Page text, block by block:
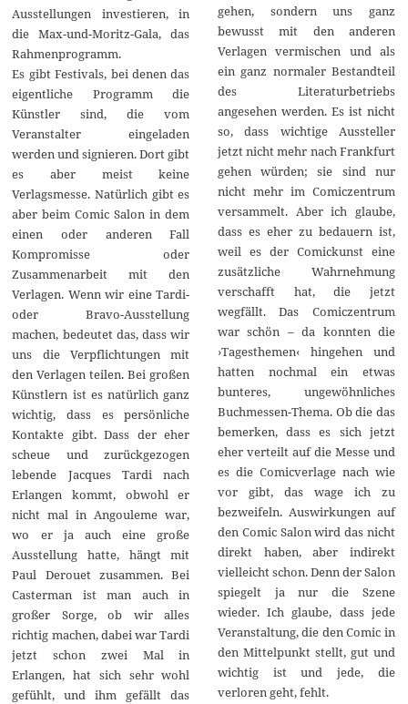
Ausstellungen investieren, in
die Max-und-Moritz-Gala, das
Rahmenprogramm.
Es gibt Festivals, bei denen das
eigentliche Programm die
Künstler sind, die vom
Veranstalter eingeladen
werden und signieren. Dort gibt
es aber meist keine
Verlagsmesse. Natürlich gibt es
aber beim Comic Salon in dem
einen oder anderen Fall
Kompromisse oder
Zusammenarbeit mit den
Verlagen. Wenn wir eine Tardi-
oder Bravo-Ausstellung
machen, bedeutet das, dass wir
uns die Verpflichtungen mit
den Verlagen teilen. Bei großen
Künstlern ist es natürlich ganz
wichtig, dass es persönliche
Kontakte gibt. Dass der eher
scheue und zurückgezogen
lebende Jacques Tardi nach
Erlangen kommt, obwohl er
nicht mal in Angouleme war,
wo er ja auch eine große
Ausstellung hatte, hängt mit
Paul Derouet zusammen. Bei
Casterman ist man auch in
großer Sorge, ob wir alles
richtig machen, dabei war Tardi
jetzt schon zwei Mal in
Erlangen, hat sich sehr wohl
gefühlt, und ihm gefällt das
gehen, sondern uns ganz
bewusst mit den anderen
Verlagen vermischen und als
ein ganz normaler Bestandteil
des Literaturbetriebs
angesehen werden. Es ist nicht
so, dass wichtige Aussteller
jetzt nicht mehr nach Frankfurt
gehen würden; sie sind nur
nicht mehr im Comiczentrum
versammelt. Aber ich glaube,
dass es eher zu bedauern ist,
weil es der Comickunst eine
zusätzliche Wahrnehmung
verschafft hat, die jetzt
wegfällt. Das Comiczentrum
war schön – da konnten die
›Tagesthemen‹ hingehen und
hatten nochmal ein etwas
bunteres, ungewöhnliches
Buchmessen-Thema. Ob die das
bemerken, dass es sich jetzt
eher verteilt auf die Messe und
es die Comicverlage nach wie
vor gibt, das wage ich zu
bezweifeln. Auswirkungen auf
den Comic Salon wird das nicht
direkt haben, aber indirekt
vielleicht schon. Denn der Salon
spiegelt ja nur die Szene
wieder. Ich glaube, dass jede
Veranstaltung, die den Comic in
den Mittelpunkt stellt, gut und
wichtig ist und jede, die
verloren geht, fehlt.